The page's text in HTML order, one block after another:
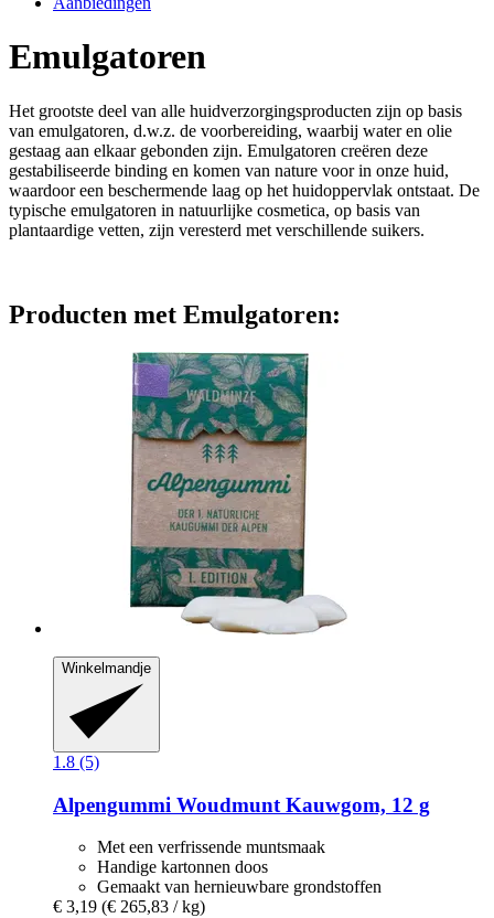
Emulgatoren
Het grootste deel van alle huidverzorgingsproducten zijn op basis
van emulgatoren, d.w.z. de voorbereiding, waarbij water en olie
gestaag aan elkaar gebonden zijn. Emulgatoren creëren deze
gestabiliseerde binding en komen van nature voor in onze huid,
waardoor een beschermende laag op het huidoppervlak ontstaat. De
typische emulgatoren in natuurlijke cosmetica, op basis van
plantaardige vetten, zijn veresterd met verschillende suikers.
Producten met Emulgatoren:
Winkelmandje
1.8 (5)
Alpengummi Woudmunt Kauwgom, 12 g
Met een verfrissende muntsmaak
Handige kartonnen doos
Gemaakt van hernieuwbare grondstoffen
€ 3,19 (€ 265,83 / kg)